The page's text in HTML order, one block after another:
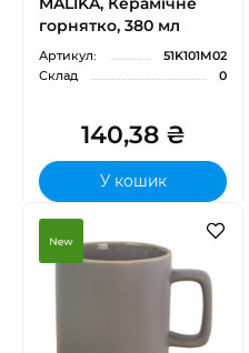
горнятко, 380 мл
Артикул:
51K101M02
Склад
0
140,38 ₴
У кошик